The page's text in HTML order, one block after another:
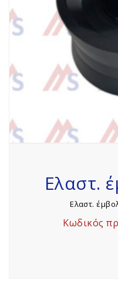
Ελαστ.
Ελαστ.
Κωδικός